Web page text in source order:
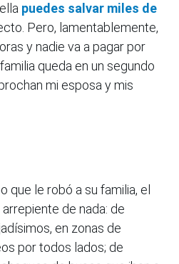
puedes salvar miles de
Pero, lamentablemente,
y nadie va a pagar por
queda en un segundo
mi esposa y mis
que le robó a su familia, el
de nada: de
en zonas de
por todos lados; de